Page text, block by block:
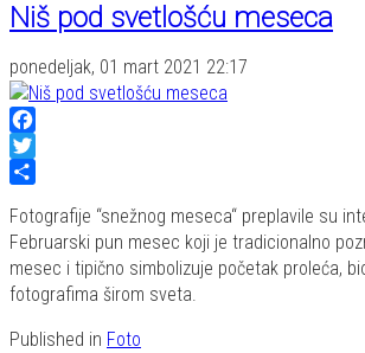
Niš pod svetlošću meseca
ponedeljak, 01 mart 2021 22:17
Facebook
Twitter
Fotografije “snežnog meseca“ preplavile su
Februarski pun mesec koji je tradicionalno
mesec i tipično simbolizuje početak proleća,
fotografima širom sveta.
Published in Foto